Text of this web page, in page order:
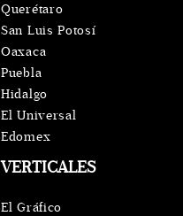
VERTICALES
El Gráfico
Querétaro
San Luis Potosí
Oaxaca
Puebla
Hidalgo
El Universal
Edomex